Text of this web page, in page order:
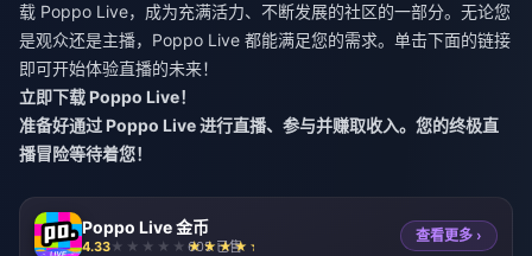
载 Poppo Live，成为充满活力、不断发展的社区的一部分。无论您
是观众还是主播，Poppo Live 都能满足您的需求。单击下面的链接
即可开始体验直播的未来！
立即下载 Poppo Live！
准备好通过 Poppo Live 进行直播、参与并赚取收入。您的终极直
播冒险等待着您！
Poppo Live 金币
4.33 605 已售
查看更多 ›